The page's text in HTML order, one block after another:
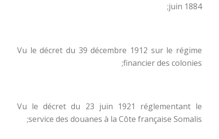
juin 1884;
Vu le décret du 39 décembre 1912 sur le régime
financier des colonies;
Vu le décret du 23 juin 1921 réglementant le
service des douanes à la Côte française Somalis;